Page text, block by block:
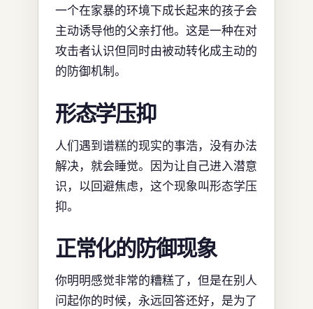
一个在家暴的环境下成长起来的孩子会
主动诱导他的父亲打他。这是一种在对
攻击者认识但同时由被动转化成主动的
的防御机制。
形态学压抑
人们遇到谱糕的现实的事浩，没有办法
解决，就会睡觉。因为让自己进入潜意
识，以回避焦虑，这个现象叫形态学压
抑。
正常化的防御现象
你明明感觉非常的糟糕了，但是在别人
问起你的时候，永远回答还好，是为了